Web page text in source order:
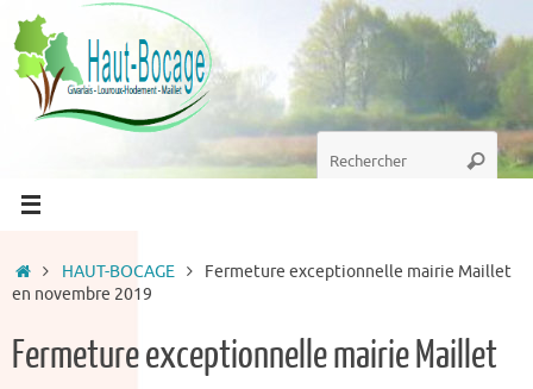
Passer
au
contenu
Recherche
pour
Accueil
HAUT-BOCAGE
Fermeture exceptionnelle mairie Maillet
en novembre 2019
Fermeture exceptionnelle mairie Maillet